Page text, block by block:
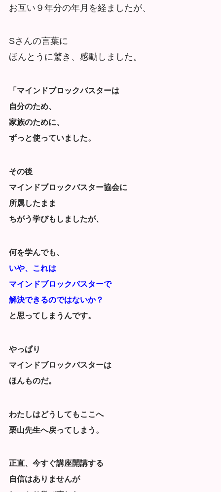
お互い９年分の年月を経ましたが、
Sさんの言葉に
ほんとうに驚き、感動しました。
「マインドブロックバスターは
自分のため、
家族のために、
ずっと使っていました。
その後
マインドブロックバスター協会に
所属したまま
ちがう学びもしましたが、
何を学んでも、
いや、これは
マインドブロックバスターで
解決できるのではないか？
と思ってしまうんです。
やっぱり
マインドブロックバスターは
ほんものだ。
わたしはどうしてもここへ
栗山先生へ戻ってしまう。
正直、今すぐ講座開講する
自信はありませんが